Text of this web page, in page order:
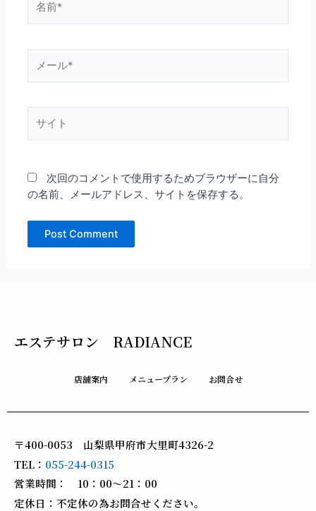
ー
*
次回のコメントで使用するためブラウザーに自分
の名前、メールアドレス、サイトを保存する。
エステサロン RADIANCE
店舗案内 メニュープラン お問合せ
〒400-0053 山梨県甲府市大里町4326-2
TEL： 055-244-0315
営業時間： 10：00～21：00
定休日：不定休の為お問合せください。